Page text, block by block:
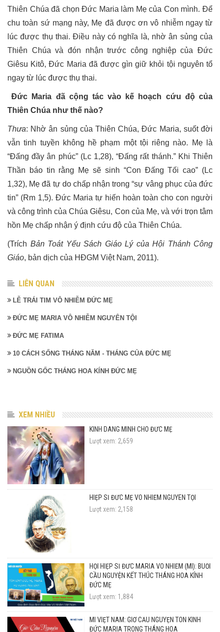
Thiên Chúa đã chọn Ðức Maria làm Mẹ của Con mình. Ðể
chu toàn sứ mạng này, Mẹ đã được ơn vô nhiễm ngay từ
lúc được thụ thai. Ðiều này có nghĩa là, nhờ ân sủng của
Thiên Chúa và đón nhận trước công nghiệp của Ðức
Giêsu Kitô, Ðức Maria đã được gìn giữ khỏi tội nguyên tổ
ngay từ lúc được thụ thai.
Ðức Maria đã cộng tác vào kế hoạch cứu độ của
Thiên Chúa như thế nào?
Thưa: Nhờ ân sủng của Thiên Chúa, Ðức Maria, suốt đời
vẫn tinh tuyền không hề phạm một tội riêng nào. Mẹ là
“Ðấng đầy ân phúc” (Lc 1,28), “Ðấng rất thánh.” Khi Thiên
Thần báo tin rằng Mẹ sẽ sinh “Con Ðấng Tối cao” (Lc
1,32), Mẹ đã tự do chấp nhận trong “sự vâng phục của đức
tin” (Rm 1,5). Ðức Maria tự hiến hoàn toàn cho con người
và công trình của Chúa Giêsu, Con của Mẹ, và với trọn tâm
hồn Mẹ chấp nhận ý định cứu độ của Thiên Chúa.
(Trích Bản Toát Yếu Sách Giáo Lý của Hội Thánh Công
Giáo, bản dịch của HĐGM Việt Nam, 2011).
LIÊN QUAN
LỄ TRÁI TIM VÔ NHIỄM ĐỨC MẸ
ĐỨC MẸ MARIA VÔ NHIỄM NGUYÊN TỘI
ĐỨC MẸ FATIMA
10 CÁCH SỐNG THÁNG NĂM - THÁNG CỦA ĐỨC MẸ
NGUỒN GỐC THÁNG HOA KÍNH ĐỨC MẸ
XEM NHIỀU
KINH DÂNG MÌNH CHO ĐỨC MẸ
Lượt xem: 2,659
HIỆP SĨ ĐỨC MẸ VÔ NHIỄM NGUYÊN TỘI
Lượt xem: 2,158
HỘI HIỆP SĨ ĐỨC MARIA VÔ NHIỄM (MI): BUỔI
CẦU NGUYỆN KẾT THÚC THÁNG HOA KÍNH
ĐỨC MẸ
Lượt xem: 1,884
MI VIỆT NAM: GIỜ CẦU NGUYỆN TÔN KÍNH
ĐỨC MARIA TRONG THÁNG HOA